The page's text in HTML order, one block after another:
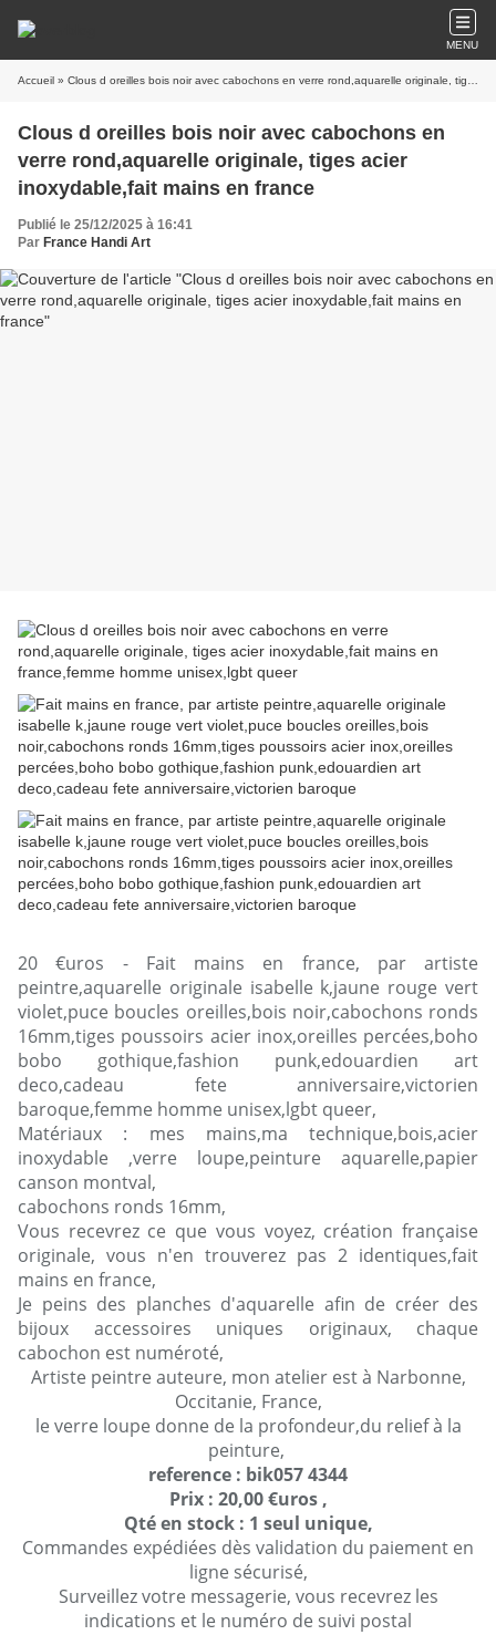
MENU
Accueil » Clous d oreilles bois noir avec cabochons en verre rond,aquarelle originale, tiges acier inoxydable,fait mains en france
Clous d oreilles bois noir avec cabochons en
verre rond,aquarelle originale, tiges acier
inoxydable,fait mains en france
Publié le 25/12/2025 à 16:41
Par France Handi Art
20 €uros - Fait mains en france, par artiste
peintre,aquarelle originale isabelle k,jaune rouge vert
violet,puce boucles oreilles,bois noir,cabochons ronds
16mm,tiges poussoirs acier inox,oreilles percées,boho
bobo gothique,fashion punk,edouardien art
deco,cadeau fete anniversaire,victorien
baroque,femme homme unisex,lgbt queer,
Matériaux : mes mains,ma technique,bois,acier
inoxydable ,verre loupe,peinture aquarelle,papier
canson montval,
cabochons ronds 16mm,
Vous recevrez ce que vous voyez, création française
originale, vous n'en trouverez pas 2 identiques,fait
mains en france,
Je peins des planches d'aquarelle afin de créer des
bijoux accessoires uniques originaux, chaque
cabochon est numéroté,
Artiste peintre auteure, mon atelier est à Narbonne,
Occitanie, France,
le verre loupe donne de la profondeur,du relief à la
peinture,
reference : bik057 4344
Prix : 20,00 €uros ,
Qté en stock : 1 seul unique,
Commandes expédiées dès validation du paiement en
ligne sécurisé,
Surveillez votre messagerie, vous recevrez les
indications et le numéro de suivi postal